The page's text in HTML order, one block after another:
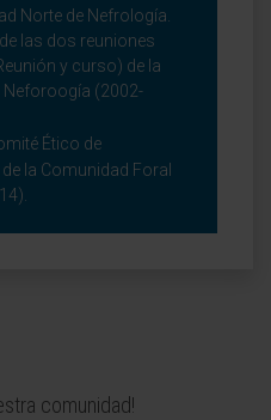
Norte de Nefrología.
las dos reuniones
y curso) de la
Neforoogía (2002-
Ético de
la Comunidad Foral
comunidad!